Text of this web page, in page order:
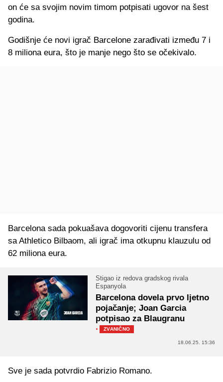
on će sa svojim novim timom potpisati ugovor na šest
godina.
Godišnje će novi igrač Barcelone zarađivati između 7 i
8 miliona eura, što je manje nego što se očekivalo.
Barcelona sada pokuašava dogovoriti cijenu transfera
sa Athletico Bilbaom, ali igrač ima otkupnu klauzulu od
62 miliona eura.
Stigao iz redova gradskog rivala
Espanyola
Barcelona dovela prvo ljetno
pojačanje; Joan Garcia
potpisao za Blaugranu
· ZVANIČNO
18.06.25. 15:36
Sve je sada potvrdio Fabrizio Romano.